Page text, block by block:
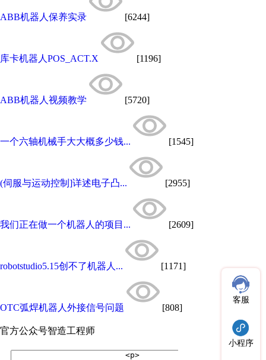
ABB机器人保养实录 [6244]
库卡机器人​POS_ACT.X [1196]
ABB机器人视频教学 [5720]
一个六轴机械手大大概多少钱... [1545]
(伺服与运动控制]详述电子凸... [2955]
我们正在做一个机器人的项目... [2609]
robotstudio5.15创不了机器人... [1171]
OTC弧焊机器人外接信号问题 [808]
官方公众号智造工程师
客服
小程序